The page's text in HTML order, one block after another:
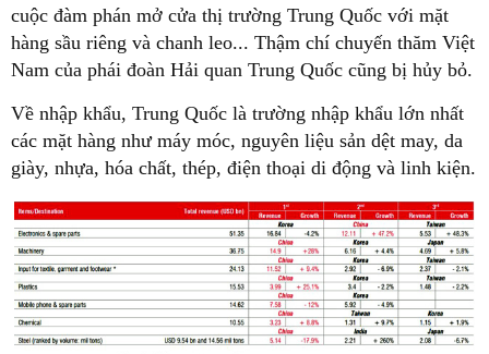
cuộc đàm phán mở cửa thị trường Trung Quốc với mặt
hàng sầu riêng và chanh leo... Thậm chí chuyến thăm Việt
Nam của phái đoàn Hải quan Trung Quốc cũng bị hủy bỏ.
Về nhập khẩu, Trung Quốc là trường nhập khẩu lớn nhất
các mặt hàng như máy móc, nguyên liệu sản dệt may, da
giày, nhựa, hóa chất, thép, điện thoại di động và linh kiện.